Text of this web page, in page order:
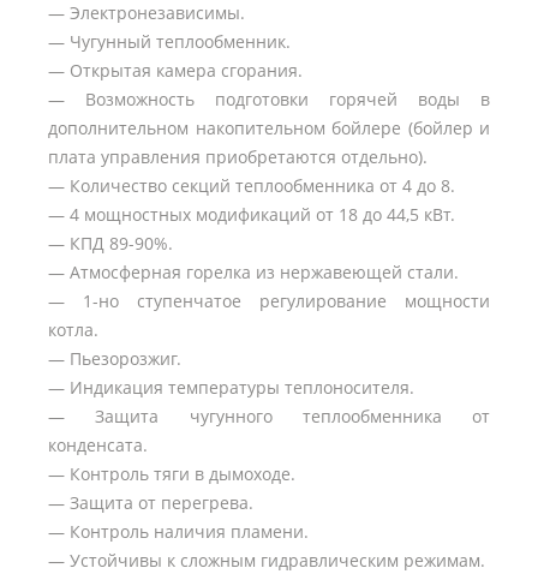
— Электронезависимы.
— Чугунный теплообменник.
— Открытая камера сгорания.
— Возможность подготовки горячей воды в
дополнительном накопительном бойлере (бойлер и
плата управления приобретаются отдельно).
— Количество секций теплообменника от 4 до 8.
— 4 мощностных модификаций от 18 до 44,5 кВт.
— КПД 89-90%.
— Атмосферная горелка из нержавеющей стали.
— 1-но ступенчатое регулирование мощности
котла.
— Пьезорозжиг.
— Индикация температуры теплоносителя.
— Защита чугунного теплообменника от
конденсата.
— Контроль тяги в дымоходе.
— Защита от перегрева.
— Контроль наличия пламени.
— Устойчивы к сложным гидравлическим режимам.